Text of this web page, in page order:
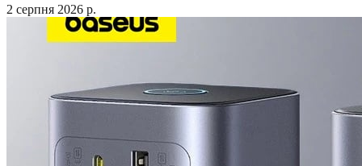
2 серпня 2026 р.